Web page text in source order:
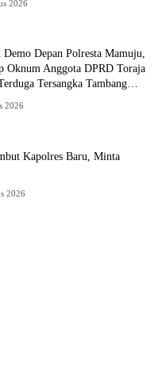
2026
Depan Polresta Mamuju,
Oknum Anggota DPRD Toraja
Tersangka Tambang
2026
Kapolres Baru, Minta
2026